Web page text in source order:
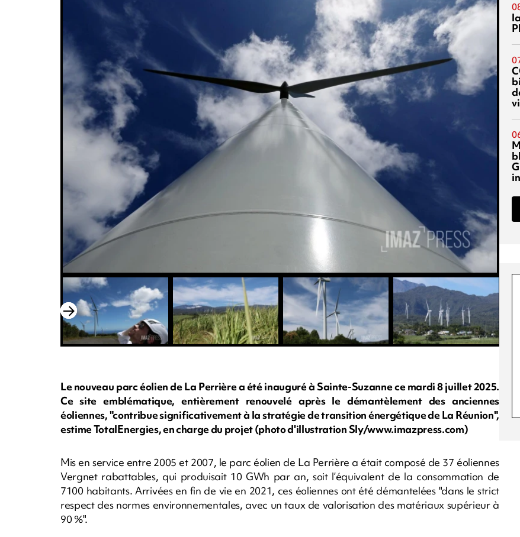
Le nouveau parc éolien de La Perrière a été inauguré à Sainte-Suzanne ce mardi 8 juillet 2025.
Ce site emblématique, entièrement renouvelé après le démantèlement des anciennes
éoliennes, "contribue significativement à la stratégie de transition énergétique de La Réunion",
estime TotalEnergies, en charge du projet (photo d'illustration Sly/www.imazpress.com)
Mis en service entre 2005 et 2007, le parc éolien de La Perrière a était composé de 37 éoliennes
Vergnet rabattables, qui produisait 10 GWh par an, soit l’équivalent de la consommation de
7100 habitants. Arrivées en fin de vie en 2021, ces éoliennes ont été démantelées "dans le strict
respect des normes environnementales, avec un taux de valorisation des matériaux supérieur à
90 %".